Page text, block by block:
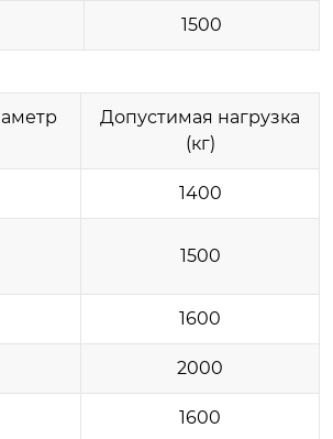
1500
Допустимая нагрузка
(кг)
1400
1500
1600
2000
1600